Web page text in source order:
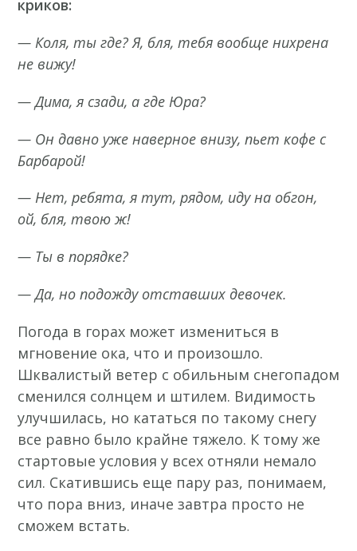
криков:
— Коля, ты где? Я, бля, тебя вообще нихрена
не вижу!
— Дима, я сзади, а где Юра?
— Он давно уже наверное внизу, пьет кофе с
Барбарой!
— Нет, ребята, я тут, рядом, иду на обгон,
ой, бля, твою ж!
— Ты в порядке?
— Да, но подожду отставших девочек.
Погода в горах может измениться в
мгновение ока, что и произошло.
Шквалистый ветер с обильным снегопадом
сменился солнцем и штилем. Видимость
улучшилась, но кататься по такому снегу
все равно было крайне тяжело. К тому же
стартовые условия у всех отняли немало
сил. Скатившись еще пару раз, понимаем,
что пора вниз, иначе завтра просто не
сможем встать.